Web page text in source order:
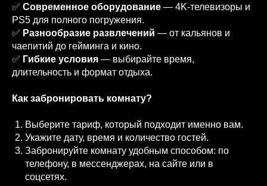
✅ Современное оборудование — 4K‑телевизоры и
PS5 для полного погружения.
✅ Разнообразие развлечений — от кальянов и
чаепитий до гейминга и кино.
✅ Гибкие условия — выбирайте время,
длительность и формат отдыха.
Как забронировать комнату?
Выберите тариф, который подходит именно вам.
Укажите дату, время и количество гостей.
Забронируйте комнату удобным способом: по
телефону, в мессенджерах, на сайте или в
соцсетях.